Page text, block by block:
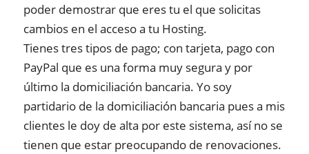
poder demostrar que eres tu el que solicitas
cambios en el acceso a tu Hosting.
Tienes tres tipos de pago; con tarjeta, pago con
PayPal que es una forma muy segura y por
último la domiciliación bancaria. Yo soy
partidario de la domiciliación bancaria pues a mis
clientes le doy de alta por este sistema, así no se
tienen que estar preocupando de renovaciones.